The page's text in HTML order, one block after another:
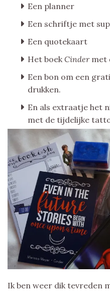
Een planner
Een schriftje met
Een quotekaart
Het boek Cinder met
Een bon om een
drukken.
En als extraatje het
met de tijdelijke
Ik ben weer dik tevreden